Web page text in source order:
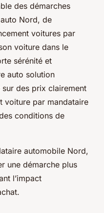
des démarches
Nord, de
voitures par
voiture dans le
sérénité et
auto solution
sur des prix clairement
voiture par mandataire
conditions de
automobile Nord,
une démarche plus
l’impact